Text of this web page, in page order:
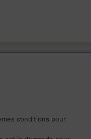
conditions pour